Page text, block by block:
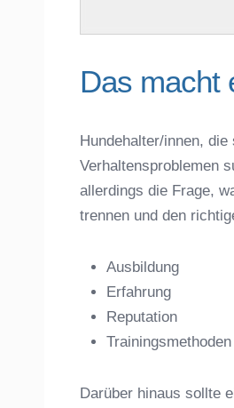
Name der
Anschrift
Das macht
Hundehalter/innen,
Verhaltensproblemen
allerdings die Frage,
trennen und den
Ausbildung
Erfahrung
Reputation
Trainingsmethoden
Darüber hinaus sollte